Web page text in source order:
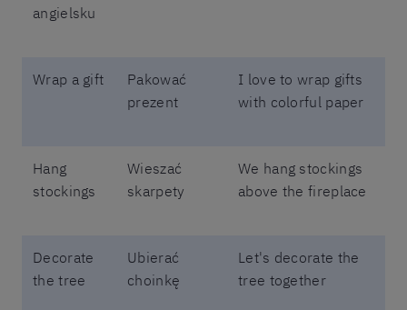
angielsku
Wrap a gift
Pakować
prezent
I love to wrap gifts
with colorful paper
Hang
stockings
Wieszać
skarpety
We hang stockings
above the fireplace
Decorate
the tree
Ubierać
choinkę
Let's decorate the
tree together